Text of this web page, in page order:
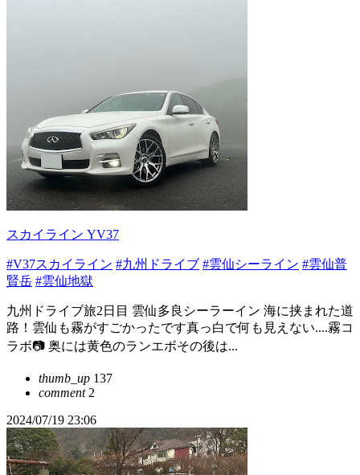
スカイライン YV37
#V37スカイライン #九州ドライブ #雲仙シーライン #雲仙普
賢岳 #雲仙地獄
九州ドライブ旅2日目 雲仙多良シーラーイン 海に挟まれた道
路！雲仙も霧がすごかったです真っ白で何も見えない....霧コ
ラボ📷 奥には黄色のランエボその後は...
thumb_up 137
comment2
2024/07/19 23:06